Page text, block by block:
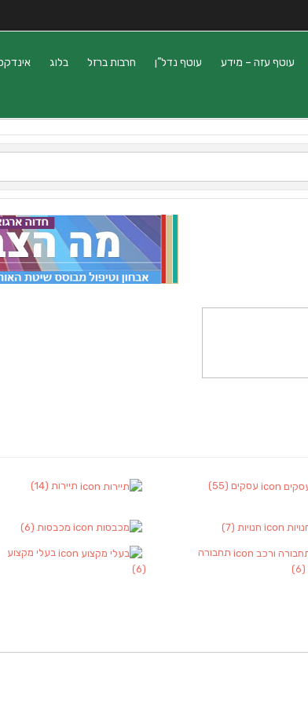
עוטף עזה – מידע עוטף נדל”ן חרבות ברזל בלוג
עסקים (55) תיירות (14)
חנויות (7) מכבסות (6)
תחבורה
(6)
בעלי מקצוע
(6)